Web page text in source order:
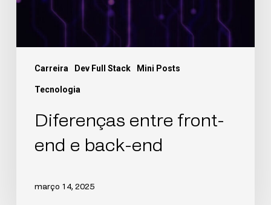
Carreira Dev Full Stack Mini Posts
Tecnologia
Diferenças entre front-
end e back-end
março 14, 2025